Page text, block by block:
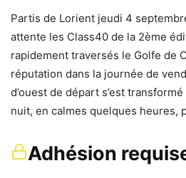
Partis de Lorient jeudi 4
attente les Class40 de la 2ème
rapidement traversés le Golfe de
réputation dans la journée de
d’ouest de départ s’est
nuit, en calmes quelques heures,
Adhésion